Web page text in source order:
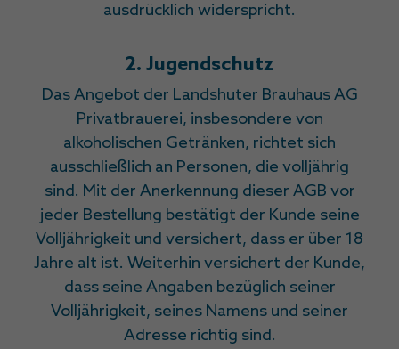
ausdrücklich widerspricht.
2. Jugendschutz
Das Angebot der Landshuter Brauhaus AG
Privatbrauerei, insbesondere von
alkoholischen Getränken, richtet sich
ausschließlich an Personen, die volljährig
sind. Mit der Anerkennung dieser AGB vor
jeder Bestellung bestätigt der Kunde seine
Volljährigkeit und versichert, dass er über 18
Jahre alt ist. Weiterhin versichert der Kunde,
dass seine Angaben bezüglich seiner
Volljährigkeit, seines Namens und seiner
Adresse richtig sind.